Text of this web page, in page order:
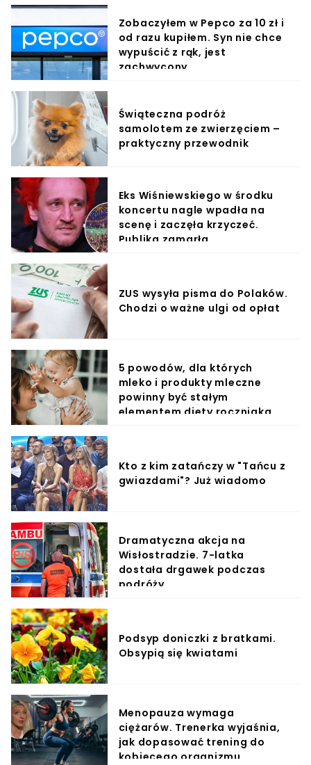
Zobaczyłem w Pepco za 10 zł i
od razu kupiłem. Syn nie chce
wypuścić z rąk, jest
zachwycony
Świąteczna podróż
samolotem ze zwierzęciem –
praktyczny przewodnik
Eks Wiśniewskiego w środku
koncertu nagle wpadła na
scenę i zaczęła krzyczeć.
Publika zamarła
ZUS wysyła pisma do Polaków.
Chodzi o ważne ulgi od opłat
5 powodów, dla których
mleko i produkty mleczne
powinny być stałym
elementem diety roczniaka
Kto z kim zatańczy w "Tańcu z
gwiazdami"? Już wiadomo
Dramatyczna akcja na
Wisłostradzie. 7-latka
dostała drgawek podczas
podróży
Podsyp doniczki z bratkami.
Obsypią się kwiatami
Menopauza wymaga
ciężarów. Trenerka wyjaśnia,
jak dopasować trening do
kobiecego organizmu